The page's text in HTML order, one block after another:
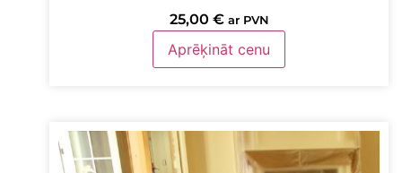
25,00 € ar PVN
Aprēķināt cenu